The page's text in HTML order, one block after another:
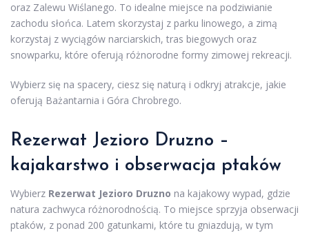
oraz Zalewu Wiślanego. To idealne miejsce na podziwianie
zachodu słońca. Latem skorzystaj z parku linowego, a zimą
korzystaj z wyciągów narciarskich, tras biegowych oraz
snowparku, które oferują różnorodne formy zimowej rekreacji.
Wybierz się na spacery, ciesz się naturą i odkryj atrakcje, jakie
oferują Bażantarnia i Góra Chrobrego.
Rezerwat Jezioro Druzno –
kajakarstwo i obserwacja ptaków
Wybierz Rezerwat Jezioro Druzno na kajakowy wypad, gdzie
natura zachwyca różnorodnością. To miejsce sprzyja obserwacji
ptaków, z ponad 200 gatunkami, które tu gniazdują, w tym